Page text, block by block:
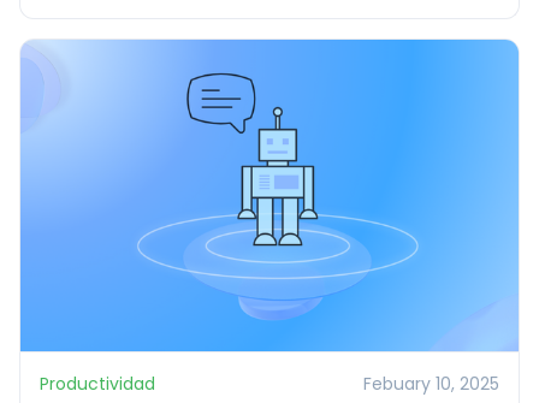
Productividad Febuary 10, 2025